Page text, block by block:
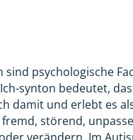
psychologische
synton bedeutet,
damit und erlebt es
störend,